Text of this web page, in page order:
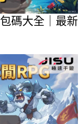
碼大全｜最新